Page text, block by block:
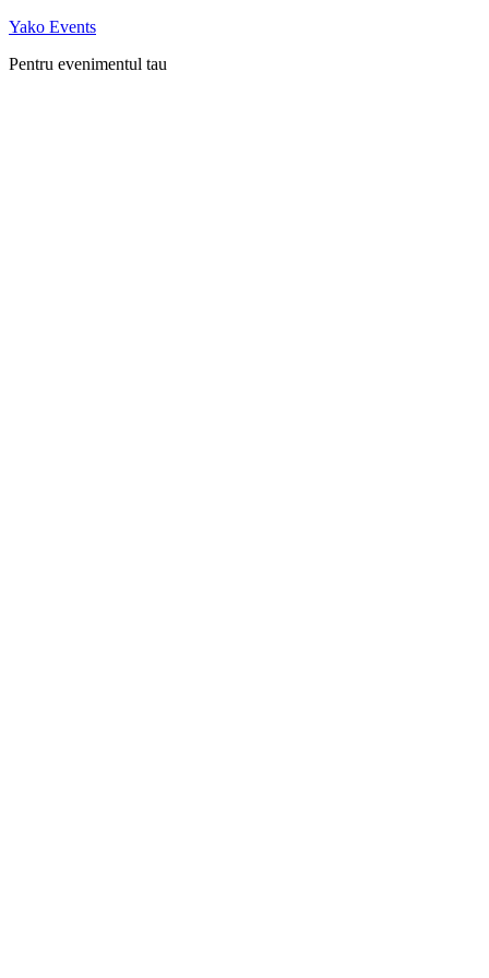
Skip
content
Yako Events
Pentru evenimentul tau